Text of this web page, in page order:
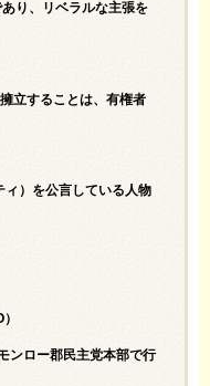
り、リベラルな主張を
立することは、有権者
ィ）を公言している人物
）
ンロー郡民主党本部で行